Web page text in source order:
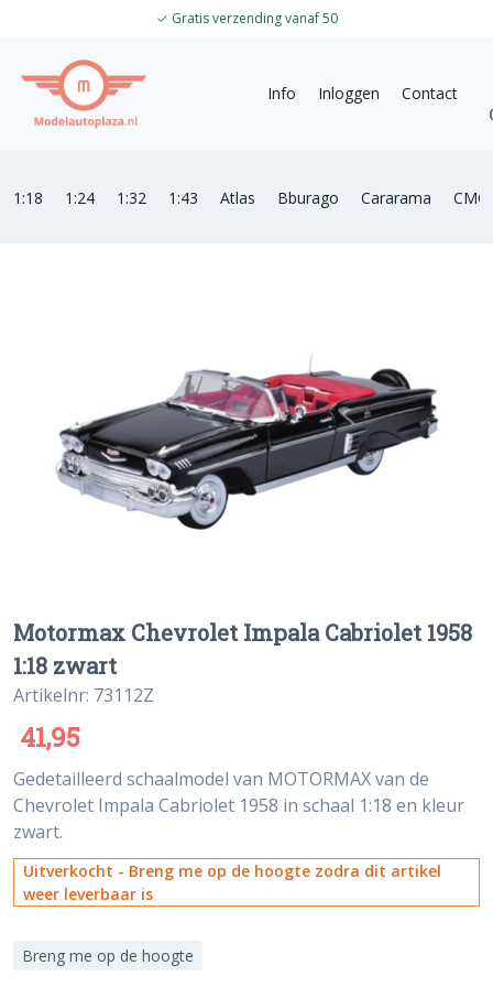
✓ Gratis verzending vanaf 50
Info Inloggen
Contact
1:18 1:24 1:32 1:43 Atlas Bburago Cararama CMC
Motormax Chevrolet Impala Cabriolet 1958
1:18 zwart
Artikelnr: 73112Z
41,95
Gedetailleerd schaalmodel van MOTORMAX van de
Chevrolet Impala Cabriolet 1958 in schaal 1:18 en kleur
zwart.
Uitverkocht - Breng me op de hoogte zodra dit artikel
weer leverbaar is
Breng me op de hoogte